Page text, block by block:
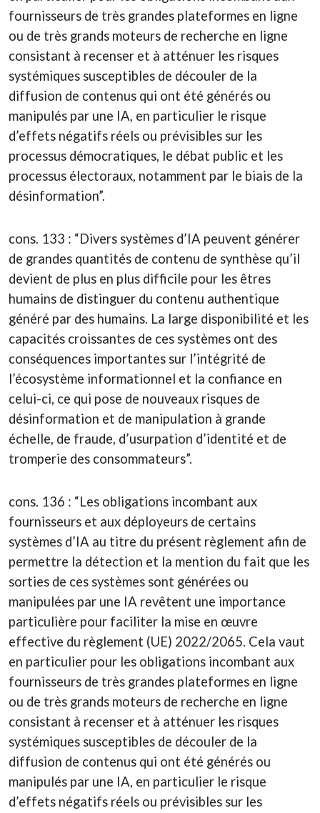
fournisseurs de très grandes plateformes en ligne
ou de très grands moteurs de recherche en ligne
consistant à recenser et à atténuer les risques
systémiques susceptibles de découler de la
diffusion de contenus qui ont été générés ou
manipulés par une IA, en particulier le risque
d’effets négatifs réels ou prévisibles sur les
processus démocratiques, le débat public et les
processus électoraux, notamment par le biais de la
désinformation”.
cons. 133 : “Divers systèmes d’IA peuvent générer
de grandes quantités de contenu de synthèse qu’il
devient de plus en plus difficile pour les êtres
humains de distinguer du contenu authentique
généré par des humains. La large disponibilité et les
capacités croissantes de ces systèmes ont des
conséquences importantes sur l’intégrité de
l’écosystème informationnel et la confiance en
celui-ci, ce qui pose de nouveaux risques de
désinformation et de manipulation à grande
échelle, de fraude, d’usurpation d’identité et de
tromperie des consommateurs”.
cons. 136 : “Les obligations incombant aux
fournisseurs et aux déployeurs de certains
systèmes d’IA au titre du présent règlement afin de
permettre la détection et la mention du fait que les
sorties de ces systèmes sont générées ou
manipulées par une IA revêtent une importance
particulière pour faciliter la mise en œuvre
effective du règlement (UE) 2022/2065. Cela vaut
en particulier pour les obligations incombant aux
fournisseurs de très grandes plateformes en ligne
ou de très grands moteurs de recherche en ligne
consistant à recenser et à atténuer les risques
systémiques susceptibles de découler de la
diffusion de contenus qui ont été générés ou
manipulés par une IA, en particulier le risque
d’effets négatifs réels ou prévisibles sur les